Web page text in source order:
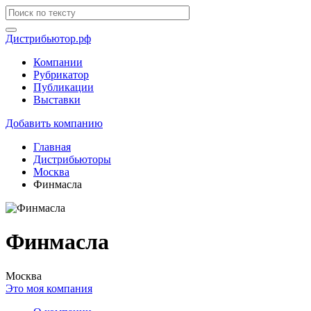
Дистрибьютор.рф
Компании
Рубрикатор
Публикации
Выставки
Добавить компанию
Главная
Дистрибьюторы
Москва
Финмасла
Финмасла
Москва
Это моя компания